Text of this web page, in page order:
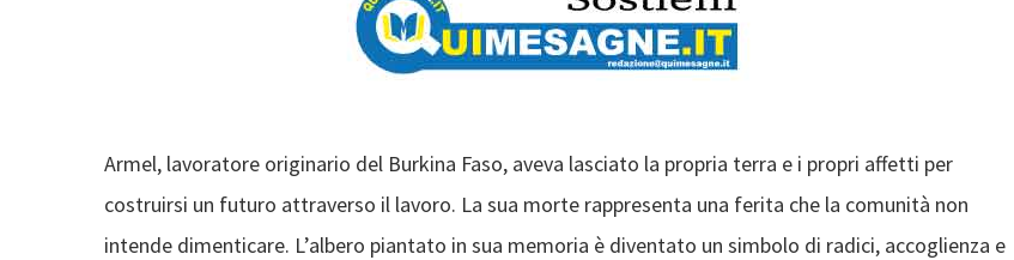
Armel, lavoratore originario del Burkina Faso, aveva lasciato la propria terra e i propri affetti per
costruirsi un futuro attraverso il lavoro. La sua morte rappresenta una ferita che la comunità non
intende dimenticare. L’albero piantato in sua memoria è diventato un simbolo di radici, accoglienza e